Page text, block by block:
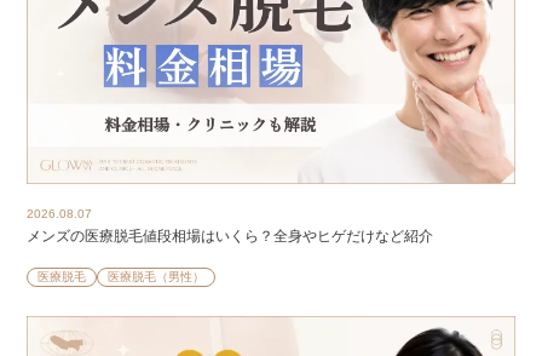
2026.08.07
メンズの医療脱毛値段相場はいくら？全身やヒゲだけなど紹介
医療脱毛 医療脱毛（男性）